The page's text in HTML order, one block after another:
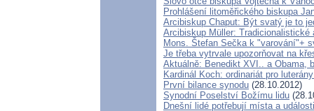
Prohlášení litoměřického biskupa
Arcibiskup Chaput: Být svatý je to
Arcibiskup Müller:
Mons. Štefan Sečka k "varování"+
Je třeba vytrvale upozorňovat na
Aktuálně: Benedikt XVI.. a Obama,
Kardinál Koch: ordinariát pro
První bilance synodu (28.10.2012)
Synodní Poselství Božímu lidu
Dnešní lidé potřebují místa a